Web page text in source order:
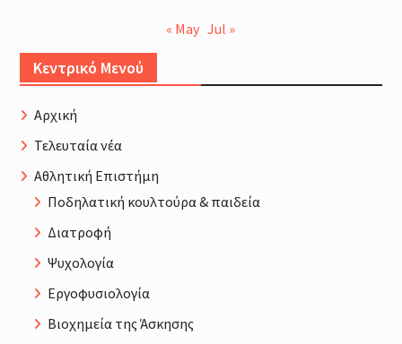
« May Jul »
Κεντρικό Μενού
Αρχική
Τελευταία νέα
Αθλητική Επιστήμη
Ποδηλατική κουλτούρα & παιδεία
Διατροφή
Ψυχολογία
Εργοφυσιολογία
Βιοχημεία της Άσκησης